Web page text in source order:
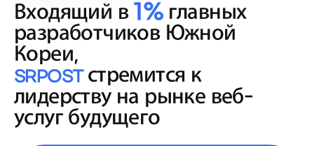
Входящий в 1% главных
разработчиков Южной
Кореи,
SRPOST стремится к
лидерству на рынке веб-
услуг будущего